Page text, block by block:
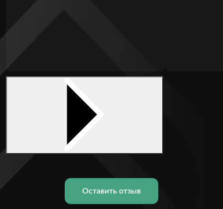
Оставить отзыв